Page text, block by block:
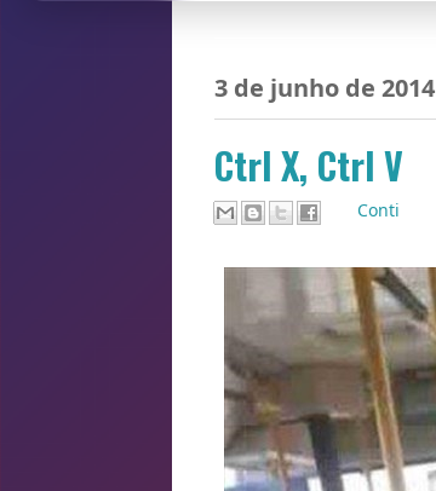
3 de junho de 2014
Ctrl X, Ctrl V
Conti